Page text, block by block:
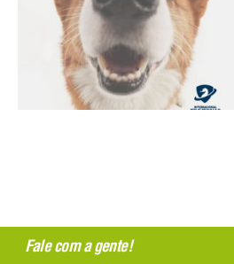
Fale com a gente!